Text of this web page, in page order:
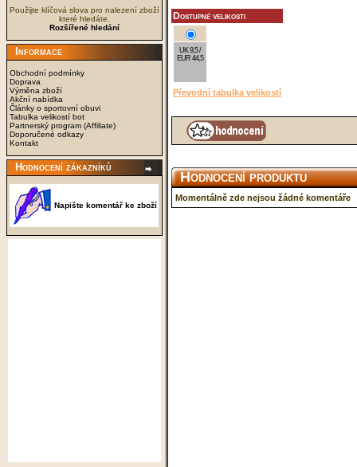
Použijte klíčová slova pro nalezení zboží
které hledáte.
Rozšířené hledání
Informace
Obchodní podmínky
Doprava
Výměna zboží
Akční nabídka
Články o sportovní obuvi
Tabulka velikostí bot
Partnerský program (Affiliate)
Doporučené odkazy
Kontakt
Hodnocení zákazníků
Napište komentář ke zboží
Dostupné velikosti
UK 9,5 /
EUR 44,5
Převodní tabulka velikostí
Hodnocení produktu
Momentálně zde nejsou žádné komentáře